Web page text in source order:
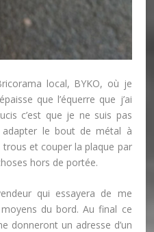
local, BYKO, où je
que l’équerre que j’ai
c’est que je ne suis pas
le bout de métal à
et couper la plaque par
hors de portée.
qui essayera de me
du bord. Au final ce
donneront un adresse d’un